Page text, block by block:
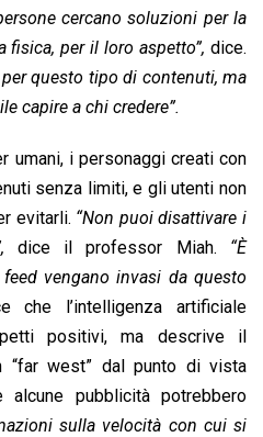
cercano soluzioni per la
fisica, per il loro aspetto”, dice.
per questo tipo di contenuti, ma
capire a chi credere”.
umani, i personaggi creati con
senza limiti, e gli utenti non
evitarli. “Non puoi disattivare i
dice il professor Miah. “È
vengano invasi da questo
che l’intelligenza artificiale
positivi, ma descrive il
“far west” dal punto di vista
pubblicità potrebbero
sulla velocità con cui si